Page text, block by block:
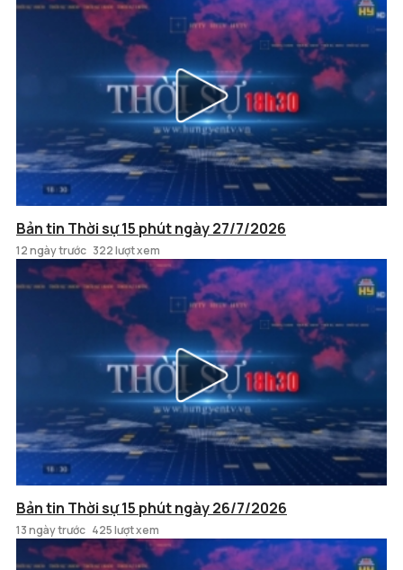
Bản tin Thời sự 15 phút ngày 27/7/2026
12 ngày trước 322 lượt xem
Bản tin Thời sự 15 phút ngày 26/7/2026
13 ngày trước 425 lượt xem